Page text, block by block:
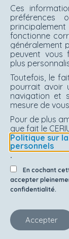
Ces
préférences
fonctionne
généralement
peuvent vous
plus
Toutefois, le
pourrait avoir
navigation et
mesure de
Pour de plus
que fait le
Politique sur
personnels
.
En cochant
accepter
confidentialité.
Accepter